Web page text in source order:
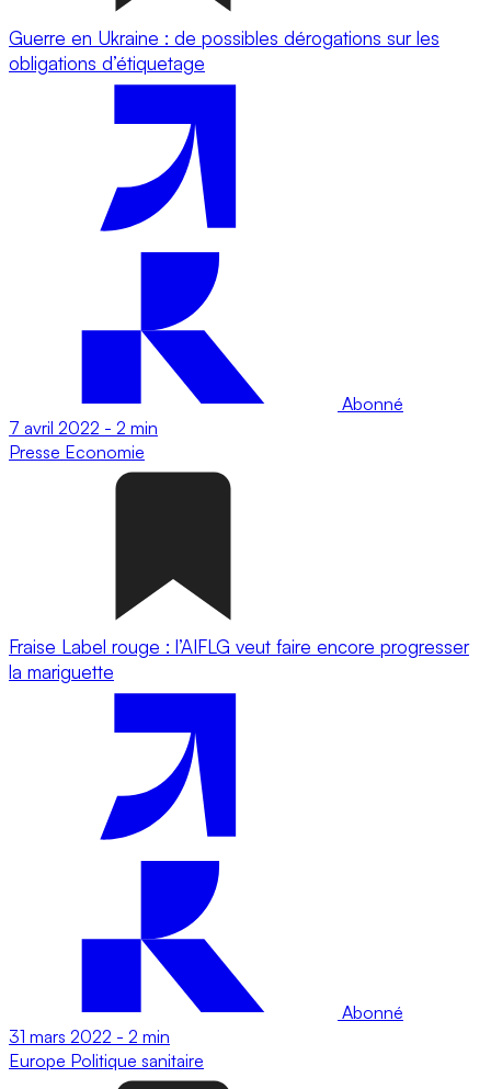
Guerre en Ukraine : de possibles dérogations sur les
obligations d’étiquetage
Abonné
7 avril 2022 - 2 min
Presse Economie
Fraise Label rouge : l’AIFLG veut faire encore progresser
la mariguette
Abonné
31 mars 2022 - 2 min
Europe Politique sanitaire